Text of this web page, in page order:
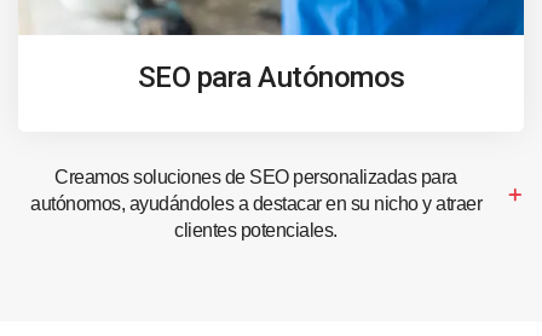
SEO para Autónomos
Creamos soluciones de SEO personalizadas para
autónomos, ayudándoles a destacar en su nicho y atraer
clientes potenciales.